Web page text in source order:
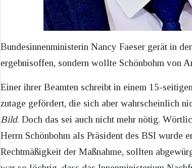
Bundesinnenministerin Nancy Faeser gerät in
ergebnisoffen, sondern wollte Schönbohm von
Einer ihrer Beamten schreibt in einem 15-
zutage gefördert, die sich aber wahrscheinlich
Bild. Doch das sei auch nicht mehr nötig.
Herrn Schönbohm als Präsident des BSI wurde
Rechtmäßigkeit der Maßnahme, sollten